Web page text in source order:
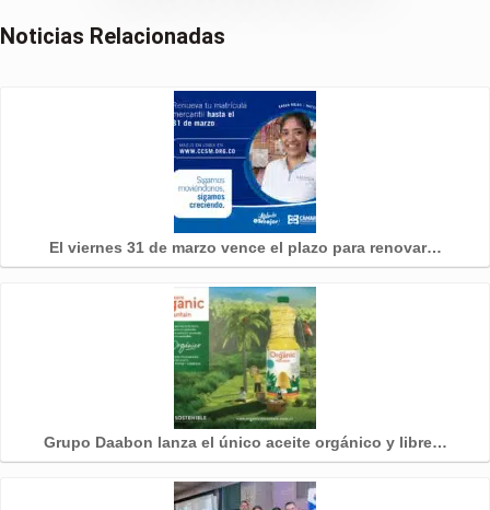
Noticias Relacionadas
El viernes 31 de marzo vence el plazo para renovar…
Grupo Daabon lanza el único aceite orgánico y libre…